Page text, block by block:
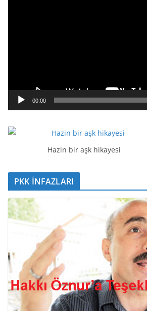
t
ı
c
00:00
Hazin bir aşk hikayesi
PKK İNFAZLARI